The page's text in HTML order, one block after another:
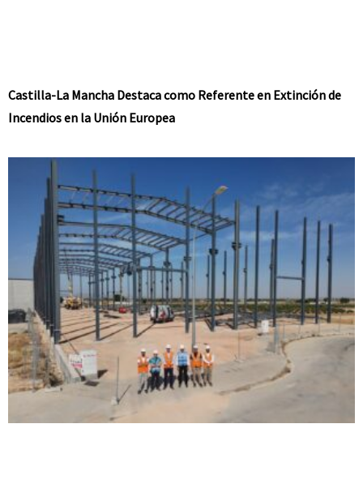
Castilla-La Mancha Destaca como Referente en Extinción de
Incendios en la Unión Europea